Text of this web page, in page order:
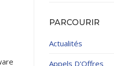
PARCOURIR
Actualités
Appels D'Offres